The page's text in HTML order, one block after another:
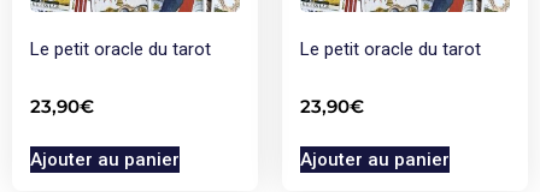
Le petit oracle du tarot
23,90€
Ajouter au panier
Le petit oracle du tarot
23,90€
Ajouter au panier